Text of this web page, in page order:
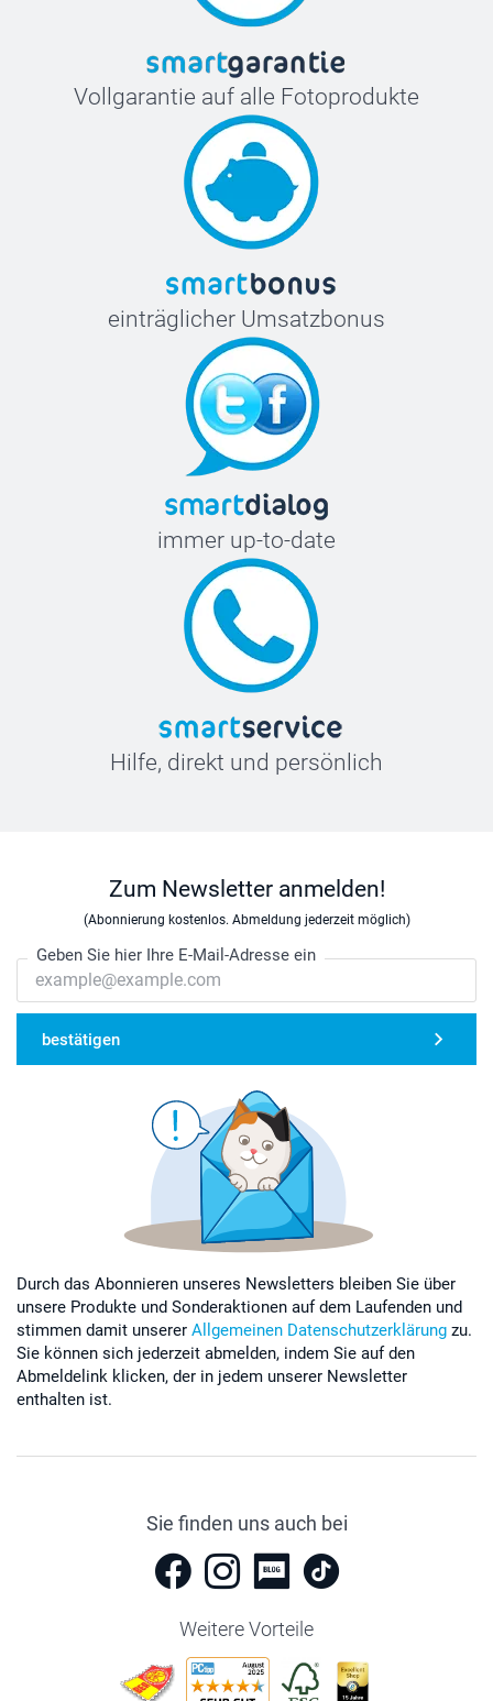
Vollgarantie auf alle Fotoprodukte
einträglicher Umsatzbonus
immer up-to-date
Hilfe, direkt und persönlich
Zum Newsletter anmelden!
(Abonnierung kostenlos. Abmeldung jederzeit möglich)
Geben Sie hier Ihre E-Mail-Adresse ein
bestätigen
Durch das Abonnieren unseres Newsletters bleiben Sie über
unsere Produkte und Sonderaktionen auf dem Laufenden und
stimmen damit unserer Allgemeinen Datenschutzerklärung zu.
Sie können sich jederzeit abmelden, indem Sie auf den
Abmeldelink klicken, der in jedem unserer Newsletter
enthalten ist.
Sie finden uns auch bei
Weitere Vorteile